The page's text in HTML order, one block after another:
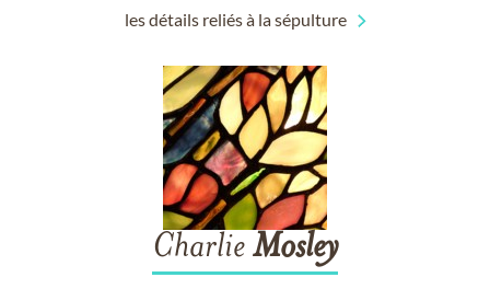
les détails reliés à la sépulture
Charlie Mosley